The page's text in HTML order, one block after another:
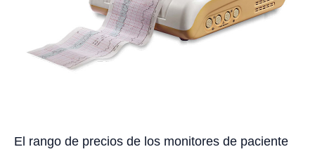
El rango de precios de los monitores de paciente